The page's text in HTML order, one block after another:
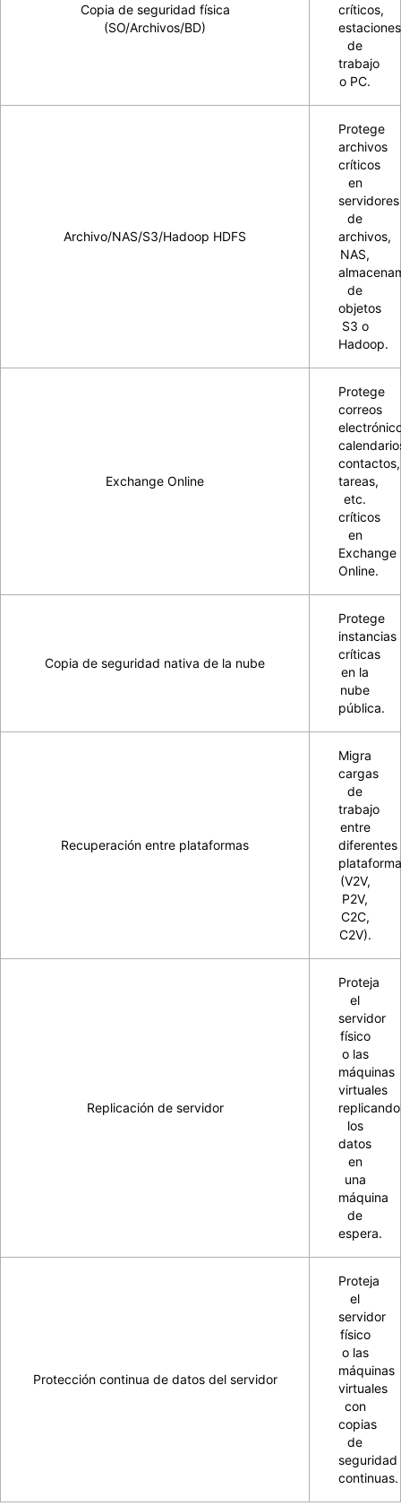
Copia de seguridad física
(SO/Archivos/BD)
críticos,
estaciones
de
trabajo
o PC.
Archivo/NAS/S3/Hadoop HDFS
Protege
archivos
críticos
en
servidores
de
archivos,
NAS,
de
objetos
S3 o
Hadoop.
Exchange Online
Protege
correos
contactos,
tareas,
etc.
críticos
en
Exchange
Online.
Copia de seguridad nativa de la nube
Protege
instancias
críticas
en la
nube
pública.
Recuperación entre plataformas
Migra
cargas
de
trabajo
entre
diferentes
(V2V,
P2V,
C2C,
C2V).
Replicación de servidor
Proteja
el
servidor
físico
o las
máquinas
virtuales
replicando
los
datos
en
una
máquina
de
espera.
Protección continua de datos del servidor
Proteja
el
servidor
físico
o las
máquinas
virtuales
con
copias
de
seguridad
continuas.